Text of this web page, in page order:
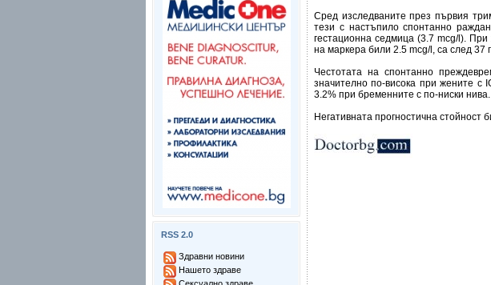
RSS 2.0
Здравни новини
Нашето здраве
Сред изследваните през първия
тези с настъпило спонтанно
гестационна седмица (3.7 mcg/l).
на маркера били 2.5 mcg/l, са след
Честотата на спонтанно
значително по-висока при жените с
3.2% при бременните с по-ниски нива.
Негативната прогностична стойност